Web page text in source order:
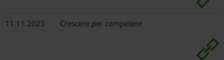
11.11.2025 Crescere per competere